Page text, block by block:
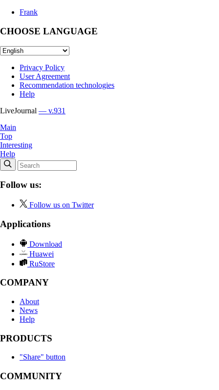
Frank
CHOOSE LANGUAGE
Privacy Policy
User Agreement
Recommendation technologies
Help
LiveJournal — v.931
Main
Top
Interesting
Help
Follow us:
Follow us on Twitter
Applications
Download
Huawei
RuStore
COMPANY
About
News
Help
PRODUCTS
"Share" button
COMMUNITY